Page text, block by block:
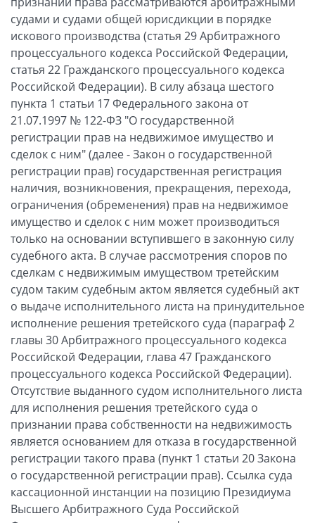
судами и судами общей юрисдикции в порядке
искового производства (статья 29 Арбитражного
процессуального кодекса Российской Федерации,
статья 22 Гражданского процессуального кодекса
Российской Федерации). В силу абзаца шестого
пункта 1 статьи 17 Федерального закона от
21.07.1997 № 122-ФЗ "О государственной
регистрации прав на недвижимое имущество и
сделок с ним" (далее - Закон о государственной
регистрации прав) государственная регистрация
наличия, возникновения, прекращения, перехода,
ограничения (обременения) прав на недвижимое
имущество и сделок с ним может производиться
только на основании вступившего в законную силу
судебного акта. В случае рассмотрения споров по
сделкам с недвижимым имуществом третейским
судом таким судебным актом является судебный акт
о выдаче исполнительного листа на принудительное
исполнение решения третейского суда (параграф 2
главы 30 Арбитражного процессуального кодекса
Российской Федерации, глава 47 Гражданского
процессуального кодекса Российской Федерации).
Отсутствие выданного судом исполнительного листа
для исполнения решения третейского суда о
признании права собственности на недвижимость
является основанием для отказа в государственной
регистрации такого права (пункт 1 статьи 20 Закона
о государственной регистрации прав). Ссылка суда
кассационной инстанции на позицию Президиума
Высшего Арбитражного Суда Российской